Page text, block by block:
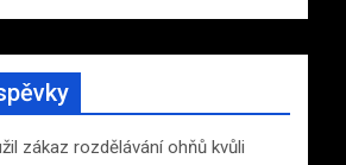
zákaz rozdělávání ohňů kvůli